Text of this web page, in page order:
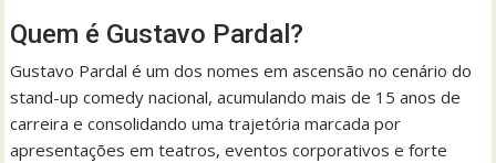
Quem é Gustavo Pardal?
Gustavo Pardal é um dos nomes em ascensão no cenário do
stand-up comedy nacional, acumulando mais de 15 anos de
carreira e consolidando uma trajetória marcada por
apresentações em teatros, eventos corporativos e forte